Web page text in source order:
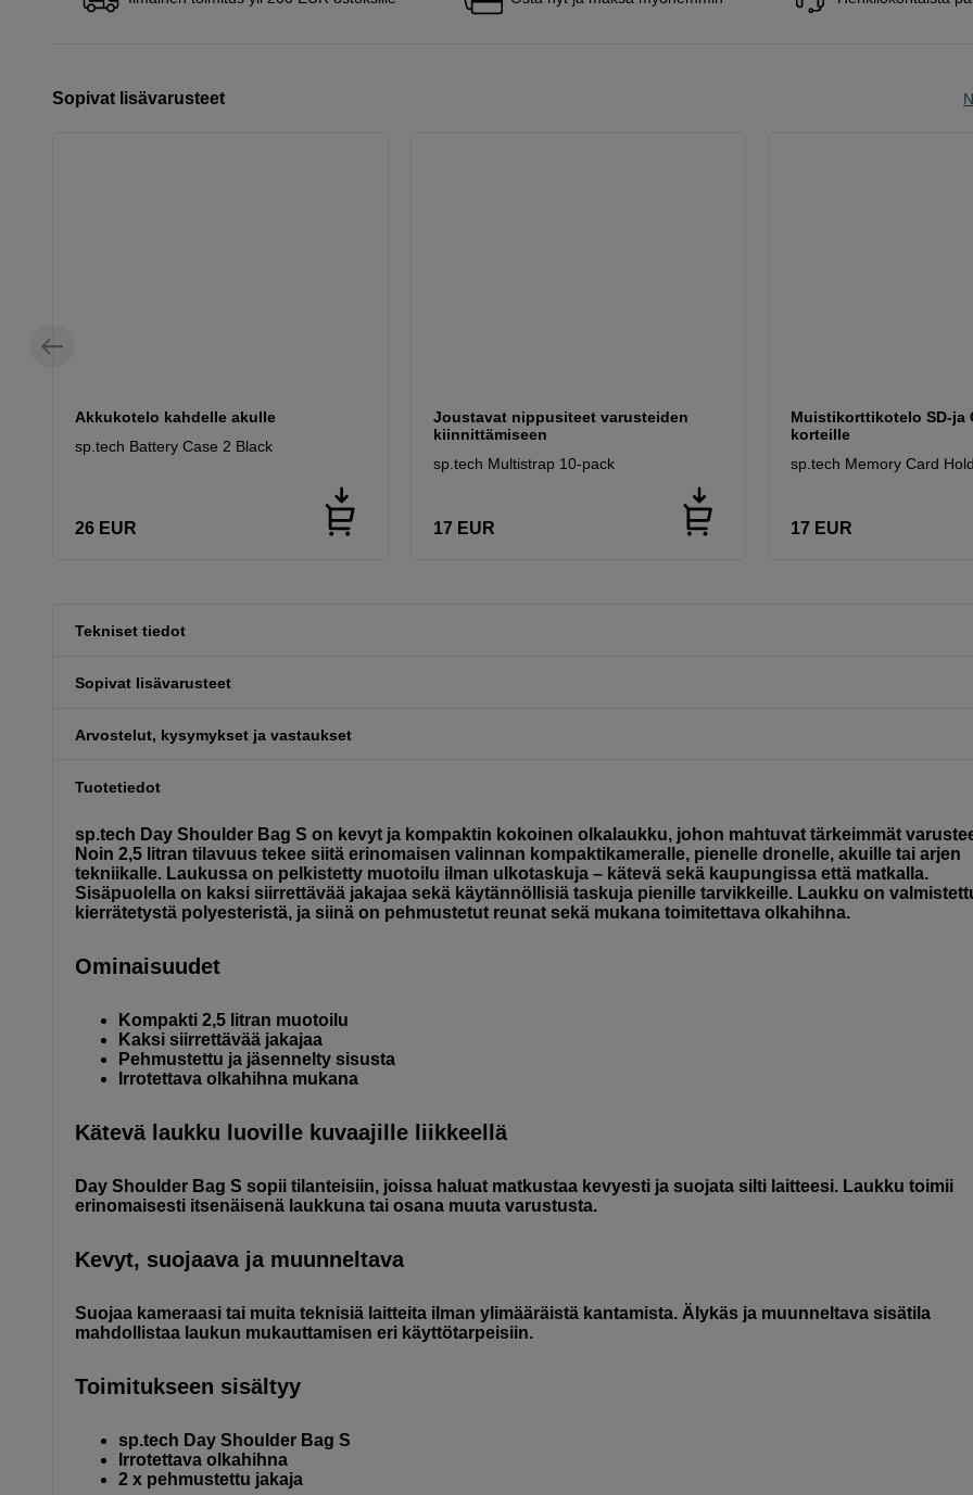
Sopivat lisävarusteet
Akkukotelo kahdelle akulle
sp.tech Battery Case 2 Black
26 EUR
Joustavat nippusiteet varusteiden
kiinnittämiseen
sp.tech Multistrap 10-pack
17 EUR
Muistikorttikotelo SD-ja
korteille
sp.tech Memory Card
17 EUR
Tekniset tiedot
Sopivat lisävarusteet
Arvostelut, kysymykset ja vastaukset
Tuotetiedot
sp.tech Day Shoulder Bag S on kevyt ja kompaktin kokoinen olkalaukku, johon mahtuvat tärkeimmät
Noin 2,5 litran tilavuus tekee siitä erinomaisen valinnan kompaktikameralle, pienelle dronelle, akuille tai arjen
tekniikalle. Laukussa on pelkistetty muotoilu ilman ulkotaskuja – kätevä sekä kaupungissa että matkalla.
Sisäpuolella on kaksi siirrettävää jakajaa sekä käytännöllisiä taskuja pienille tarvikkeille. Laukku on
kierrätetystä polyesteristä, ja siinä on pehmustetut reunat sekä mukana toimitettava olkahihna.
Ominaisuudet
Kompakti 2,5 litran muotoilu
Kaksi siirrettävää jakajaa
Pehmustettu ja jäsennelty sisusta
Irrotettava olkahihna mukana
Kätevä laukku luoville kuvaajille liikkeellä
Day Shoulder Bag S sopii tilanteisiin, joissa haluat matkustaa kevyesti ja suojata silti laitteesi. Laukku toimii
erinomaisesti itsenäisenä laukkuna tai osana muuta varustusta.
Kevyt, suojaava ja muunneltava
Suojaa kameraasi tai muita teknisiä laitteita ilman ylimääräistä kantamista. Älykäs ja muunneltava sisätila
mahdollistaa laukun mukauttamisen eri käyttötarpeisiin.
Toimitukseen sisältyy
sp.tech Day Shoulder Bag S
Irrotettava olkahihna
2 x pehmustettu jakaja